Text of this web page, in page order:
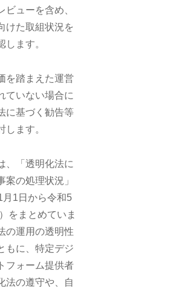
ビューを含め、
けた取組状況を
します。
を踏まえた運営
ていない場合に
に基づく勧告等
します。
、「透明化法に
案の処理状況」
月1日から令和5
をまとめていま
の運用の透明性
もに、特定デジ
フォーム提供者
法の遵守や、自